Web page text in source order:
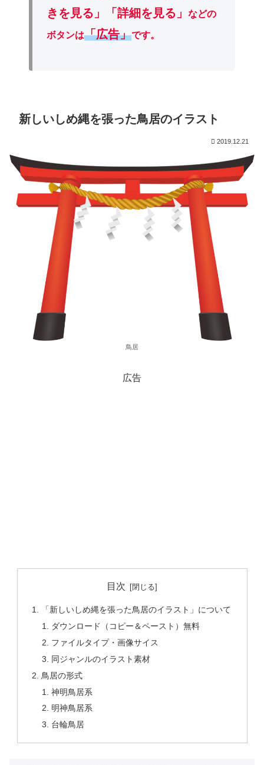
きを見る」「詳細を見る」などの
ボタンは「広告」です。
新しいしめ縄を張った鳥居のイラスト
2019.12.21
鳥居
広告
目次
「新しいしめ縄を張った鳥居のイラスト」について
ダウンロード（コピー＆ペースト）無料
ファイルタイプ・画像サイス
同ジャンルのイラスト素材
鳥居の形式
神明鳥居系
明神鳥居系
台輪鳥居